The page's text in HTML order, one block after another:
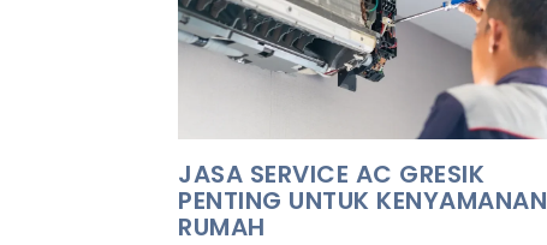
JASA SERVICE AC GRESIK
PENTING UNTUK KENYAMANAN
RUMAH